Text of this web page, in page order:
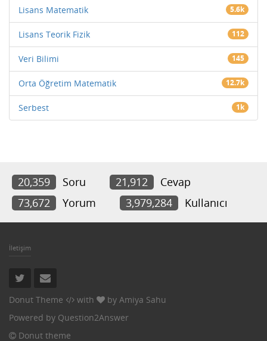
Lisans Matematik 5.6k
Lisans Teorik Fizik 112
Veri Bilimi 145
Orta Öğretim Matematik 12.7k
Serbest 1k
20,359 Soru 21,912
Cevap
73,672
Yorum 3,979,284 Kullanıcı
İletişim
Donut Theme with by Amiya Sahu
Powered by Question2Answer
Donut theme